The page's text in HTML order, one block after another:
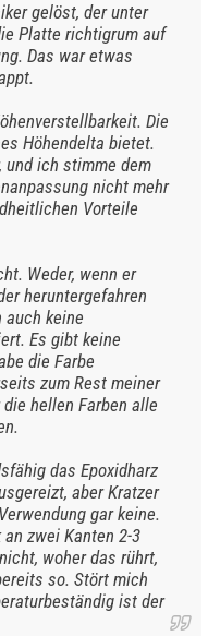
gelöst, der unter
Platte richtigrum auf
Das war etwas
Die
Höhendelta bietet.
und ich stimme dem
nicht mehr
Vorteile
Weder, wenn er
heruntergefahren
auch keine
Es gibt keine
die Farbe
zum Rest meiner
hellen Farben alle
das Epoxidharz
aber Kratzer
gar keine.
zwei Kanten 2-3
woher das rührt,
so. Stört mich
ist der